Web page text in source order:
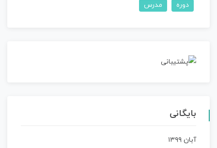
دوره مدرس
بایگانی
آبان ۱۳۹۹